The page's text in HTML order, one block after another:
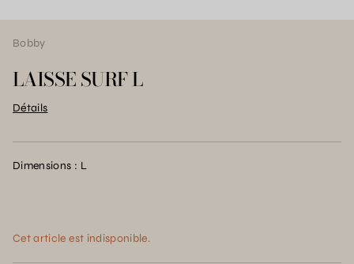
Bobby
LAISSE SURF L
Détails
Dimensions : L
Cet article est indisponible.